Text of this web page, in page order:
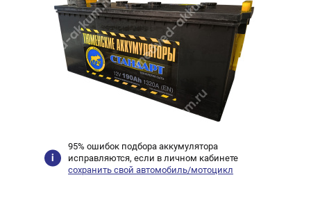
95% ошибок подбора аккумулятора
исправляются, если в личном кабинете
сохранить свой автомобиль/мотоцикл